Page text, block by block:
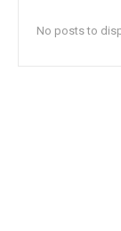
No posts to